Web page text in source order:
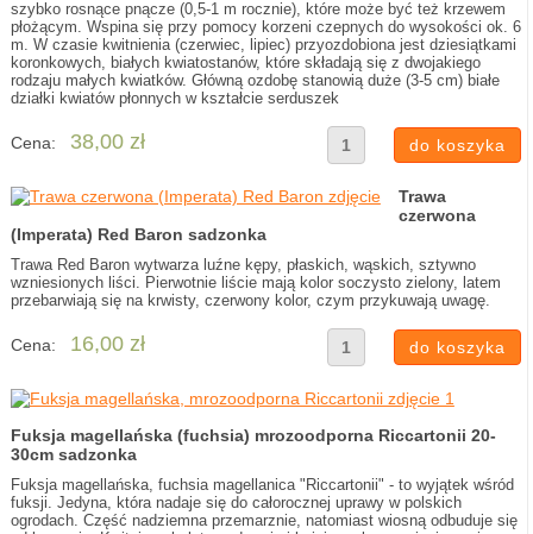
szybko rosnące pnącze (0,5-1 m rocznie), które może być też krzewem
płożącym. Wspina się przy pomocy korzeni czepnych do wysokości ok. 6
m. W czasie kwitnienia (czerwiec, lipiec) przyozdobiona jest dziesiątkami
koronkowych, białych kwiatostanów, które składają się z dwojakiego
rodzaju małych kwiatków. Główną ozdobę stanowią duże (3-5 cm) białe
działki kwiatów płonnych w kształcie serduszek
Cena: 38,00 zł
Trawa
czerwona
(Imperata) Red Baron sadzonka
Trawa Red Baron wytwarza luźne kępy, płaskich, wąskich, sztywno
wzniesionych liści. Pierwotnie liście mają kolor soczysto zielony, latem
przebarwiają się na krwisty, czerwony kolor, czym przykuwają uwagę.
Cena: 16,00 zł
Fuksja magellańska (fuchsia) mrozoodporna Riccartonii 20-
30cm sadzonka
Fuksja magellańska, fuchsia magellanica "Riccartonii" - to wyjątek wśród
fuksji. Jedyna, która nadaje się do całorocznej uprawy w polskich
ogrodach. Część nadziemna przemarznie, natomiast wiosną odbuduje się